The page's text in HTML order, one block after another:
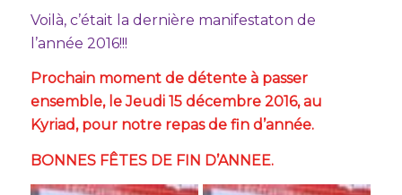
Voilà, c’était la dernière manifestaton de
l’année 2016!!!
Prochain moment de détente à passer
ensemble, le Jeudi 15 décembre 2016, au
Kyriad, pour notre repas de fin d’année.
BONNES FÊTES DE FIN D’ANNEE.